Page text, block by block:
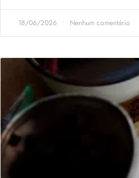
18/06/2026 Nenhum comentário